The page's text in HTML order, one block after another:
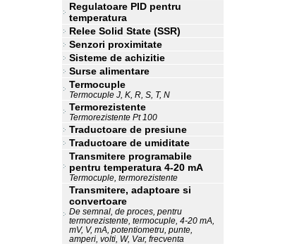
Regulatoare PID pentru
temperatura
Relee Solid State (SSR)
Senzori proximitate
Sisteme de achizitie
Surse alimentare
Termocuple
Termocuple J, K, R, S, T, N
Termorezistente
Termorezistente Pt 100
Traductoare de presiune
Traductoare de umiditate
Transmitere programabile
pentru temperatura 4-20 mA
Termocuple, termorezistente
Transmitere, adaptoare si
convertoare
De semnal, de proces, pentru
termorezistente, termocuple, 4-20 mA,
mV, V, mA, potentiometru, punte,
amperi, volti, W, Var, frecventa